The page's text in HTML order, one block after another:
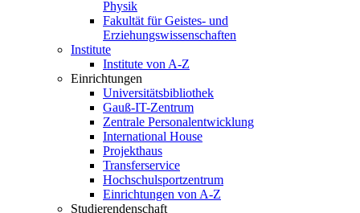
Physik
Fakultät für Geistes- und
Erziehungswissenschaften
Institute
Institute von A-Z
Einrichtungen
Universitätsbibliothek
Gauß-IT-Zentrum
Zentrale Personalentwicklung
International House
Projekthaus
Transferservice
Hochschulsportzentrum
Einrichtungen von A-Z
Studierendenschaft